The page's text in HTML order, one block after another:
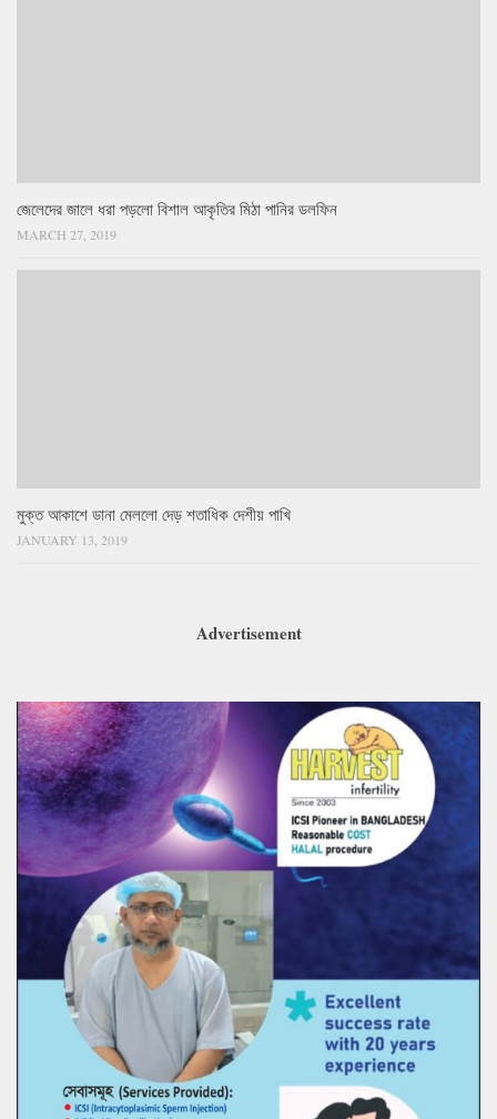
জেলেদের জালে ধরা পড়লো বিশাল আকৃতির মিঠা পানির ডলফিন
MARCH 27, 2019
মুক্ত আকাশে ডানা মেললো দেড় শতাধিক দেশীয় পাখি
JANUARY 13, 2019
Advertisement